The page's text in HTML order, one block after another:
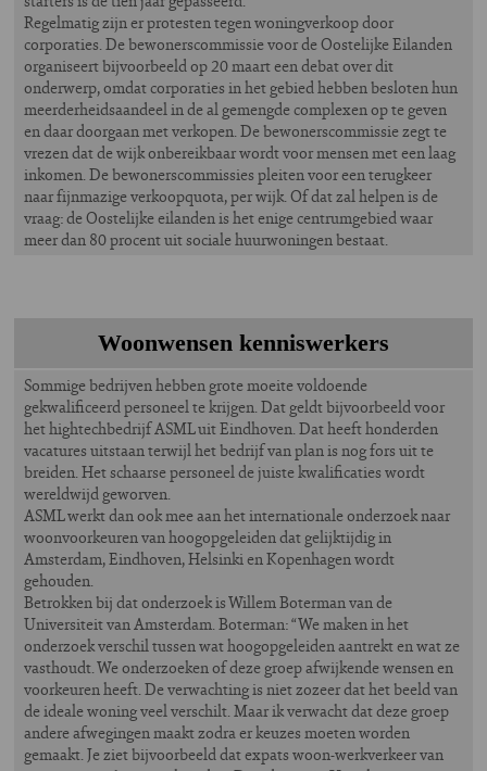
Regelmatig zijn er protesten tegen woningverkoop door
corporaties. De bewonerscommissie voor de Oostelijke Eilanden
organiseert bijvoorbeeld op 20 maart een debat over dit
onderwerp, omdat corporaties in het gebied hebben besloten hun
meerderheidsaandeel in de al gemengde complexen op te geven
en daar doorgaan met verkopen. De bewonerscommissie zegt te
vrezen dat de wijk onbereikbaar wordt voor mensen met een laag
inkomen. De bewonerscommissies pleiten voor een terugkeer
naar fijnmazige verkoopquota, per wijk. Of dat zal helpen is de
vraag: de Oostelijke eilanden is het enige centrumgebied waar
meer dan 80 procent uit sociale huurwoningen bestaat.
Woonwensen kenniswerkers
Sommige bedrijven hebben grote moeite voldoende
gekwalificeerd personeel te krijgen. Dat geldt bijvoorbeeld voor
het hightechbedrijf ASML uit Eindhoven. Dat heeft honderden
vacatures uitstaan terwijl het bedrijf van plan is nog fors uit te
breiden. Het schaarse personeel de juiste kwalificaties wordt
wereldwijd geworven.
ASML werkt dan ook mee aan het internationale onderzoek naar
woonvoorkeuren van hoogopgeleiden dat gelijktijdig in
Amsterdam, Eindhoven, Helsinki en Kopenhagen wordt
gehouden.
Betrokken bij dat onderzoek is Willem Boterman van de
Universiteit van Amsterdam. Boterman: “We maken in het
onderzoek verschil tussen wat hoogopgeleiden aantrekt en wat ze
vasthoudt. We onderzoeken of deze groep afwijkende wensen en
voorkeuren heeft. De verwachting is niet zozeer dat het beeld van
de ideale woning veel verschilt. Maar ik verwacht dat deze groep
andere afwegingen maakt zodra er keuzes moeten worden
gemaakt. Je ziet bijvoorbeeld dat expats woon-werkverkeer van